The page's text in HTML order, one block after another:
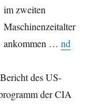
im zweiten
Maschinenzeitalter
ankommen …nd
des US-
der CIA